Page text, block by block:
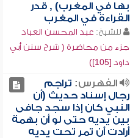
بها في المغرب) , قدر
القراءة في المغرب
للشيخ: عبد المحسن العباد
جزء من محاضرة ( شرح سنن أبي
داود [105])
الفهرس: تراجم
رجال إسناد حديث (أن
النبي كان إذا سجد جافى
بين يديه حتى لو أن بهمة
أرادت أن تمر تحت يديه